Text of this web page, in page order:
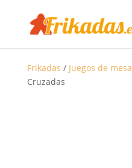
Frikadas / Juegos de mesa
Cruzadas